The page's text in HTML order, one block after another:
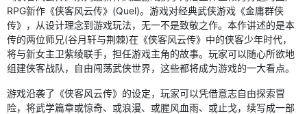
RPG新作《侠客风云传》(Quel)。游戏对经典武侠游戏《金庸群侠
传》，从设计理念到游戏玩法，无一不是致敬之作。本作讲述的是本
传的两位师兄(谷月轩与荆棘)在《侠客风云传》中的侠客少年时代，
将与新女主卫紫绫联手，担任游戏主角的故事。玩家可以随心所欲地
组建侠客战队，自由闯荡武侠世界，这些都将成为游戏的一大看点。
游戏沿袭了《侠客风云传》的设定，玩家可以凭借意志自由探索冒
险，将武学篇章或惊奇、或浪漫、或腥风血雨、或止戈，续写成一部